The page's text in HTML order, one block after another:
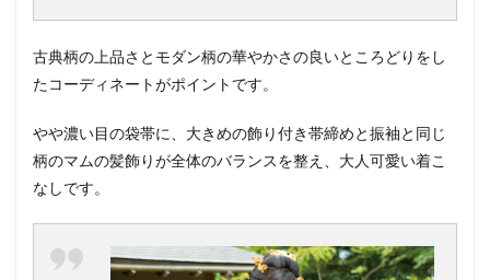
古典柄の上品さとモダン柄の華やかさの良いところどりをし
たコーディネートがポイントです。
やや濃い目の袋帯に、大きめの飾り付き帯締めと振袖と同じ
柄のマムの髪飾りが全体のバランスを整え、大人可愛い着こ
なしです。